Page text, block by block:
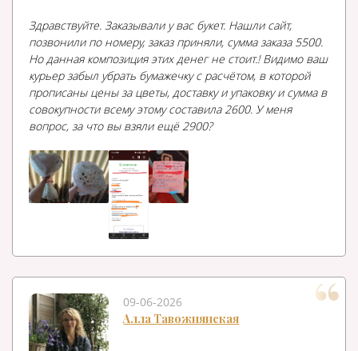
Здравствуйте. Заказывали у вас букет. Нашли сайт,
позвонили по номеру, заказ приняли, сумма заказа 5500.
Но данная композиция этих денег не стоит.! Видимо ваш
курьер забыл убрать бумажечку с расчётом, в которой
прописаны цены за цветы, доставку и упаковку и сумма в
совокупности всему этому составила 2600. У меня
вопрос, за что вы взяли ещё 2900?
09-06-2026
Алла Тавожнянская